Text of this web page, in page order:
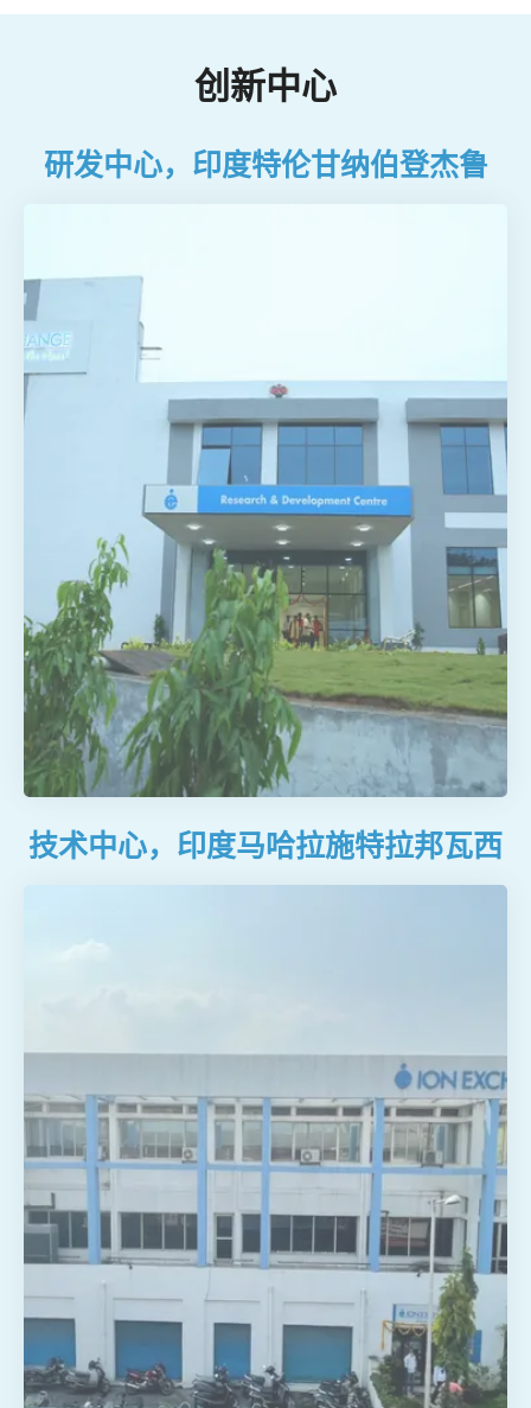
创新中心
研发中心，印度特伦甘纳伯登杰鲁
特种化学品
特种化学品
酶
原材料及中间体
绿色化学品
技术中心，印度马哈拉施特拉邦瓦西
开发分离、纯化和浓缩的应用和工艺
可持续和创新的生物工艺
先进的膜、热蒸发和废物发电解决方案
先进的氧化系统
饮用水工艺和产品的开发
建议